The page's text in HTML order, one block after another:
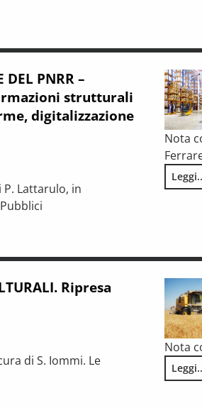
DEL PNRR –
strutturali
digitalizzazione
Lattarulo, in
congiunturale e trasformazioni
Nota
LA
Ripresa
di S. Iommi. Le
Nota